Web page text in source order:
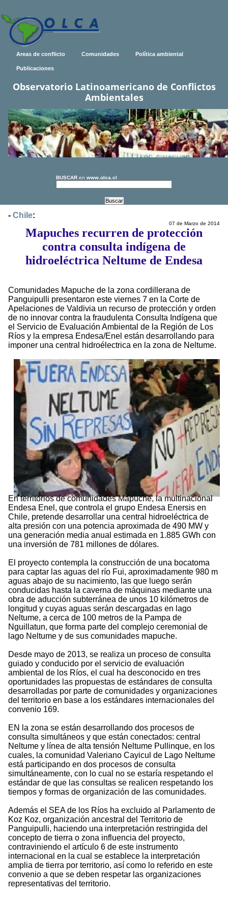
Areas de conflicto Comunidades Política ambiental
Publicaciones
Observatorio Latinoamericano de Conflictos
Ambientales
BUSCAR en www.olca.cl
- Chile:
07 de Marzo de 2014
Mapuches recurren de protección
contra consulta indígena de
hidroeléctrica Neltume de Endesa
Comunidades Mapuche de la zona cordillerana de
Panguipulli presentaron este viernes 7 en la Corte de
Apelaciones de Valdivia un recurso de protección y orden
de no innovar contra la fraudulenta Consulta Indígena que
el Servicio de Evaluación Ambiental de la Región de Los
Ríos y la empresa Endesa/Enel están desarrollando para
imponer una central hidroélectrica en la zona de Neltume.
En territorios de comunidades Mapuche, la multinacional
Endesa Enel, que controla el grupo Endesa Enersis en
Chile, pretende desarrollar una central hidroeléctrica de
alta presión con una potencia aproximada de 490 MW y
una generación media anual estimada en 1.885 GWh con
una inversión de 781 millones de dólares.
El proyecto contempla la construcción de una bocatoma
para captar las aguas del río Fui, aproximadamente 980 m
aguas abajo de su nacimiento, las que luego serán
conducidas hasta la caverna de máquinas mediante una
obra de aducción subterránea de unos 10 kilómetros de
longitud y cuyas aguas serán descargadas en lago
Neltume, a cerca de 100 metros de la Pampa de
Nguillatun, que forma parte del complejo ceremonial de
lago Neltume y de sus comunidades mapuche.
Desde mayo de 2013, se realiza un proceso de consulta
guiado y conducido por el servicio de evaluación
ambiental de los Ríos, el cual ha desconocido en tres
oportunidades las propuestas de estándares de consulta
desarrolladas por parte de comunidades y organizaciones
del territorio en base a los estándares internacionales del
convenio 169.
EN la zona se están desarrollando dos procesos de
consulta simultáneos y que están conectados: central
Neltume y línea de alta tensión Neltume Pullinque, en los
cuales, la comunidad Valeriano Cayicul de Lago Neltume
está participando en dos procesos de consulta
simultáneamente, con lo cual no se estaría respetando el
estándar de que las consultas se realicen respetando los
tiempos y formas de organización de las comunidades.
Además el SEA de los Ríos ha excluido al Parlamento de
Koz Koz, organización ancestral del Territorio de
Panguipulli, haciendo una interpretación restringida del
concepto de tierra o zona influencia del proyecto,
contraviniendo el artículo 6 de este instrumento
internacional en la cual se establece la interpretación
amplia de tierra por territorio, así como lo referido en este
convenio a que se deben respetar las organizaciones
representativas del territorio.